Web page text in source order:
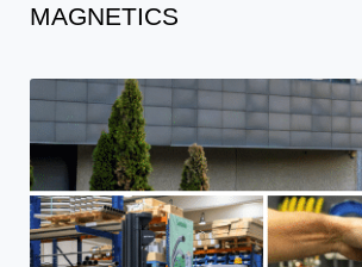
MAGNETICS